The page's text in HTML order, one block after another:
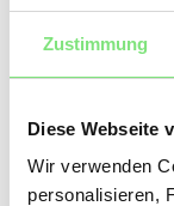
Zustimmung
Diese Webseite
Wir verwenden
personalisieren,